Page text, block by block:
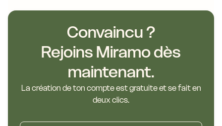
Convaincu ?
Rejoins Miramo dès
maintenant.
La création de ton compte est gratuite et se fait en
deux clics.